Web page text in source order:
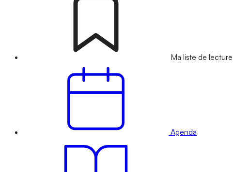
Ma liste de lecture
Agenda